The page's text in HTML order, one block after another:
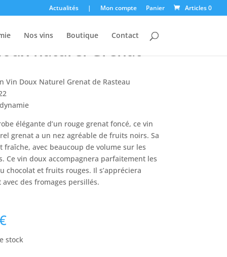
Actualités | Mon compte Panier Articles 0
Nos vins Boutique Contact
naturel Grenat
Vin Doux Naturel Grenat de Rasteau
élégante d’un rouge grenat foncé, ce vin
grenat a un nez agréable de fruits noirs. Sa
fraîche, avec beaucoup de volume sur les
Ce vin doux accompagnera parfaitement les
chocolat et fruits rouges. Il s’appréciera
avec des fromages persillés.
stock